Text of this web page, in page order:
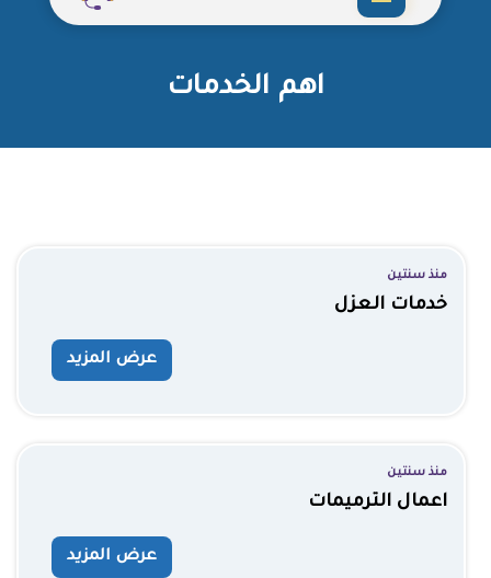
اهم الخدمات
منذ سنتين
خدمات العزل
عرض المزيد
منذ سنتين
اعمال الترميمات
عرض المزيد